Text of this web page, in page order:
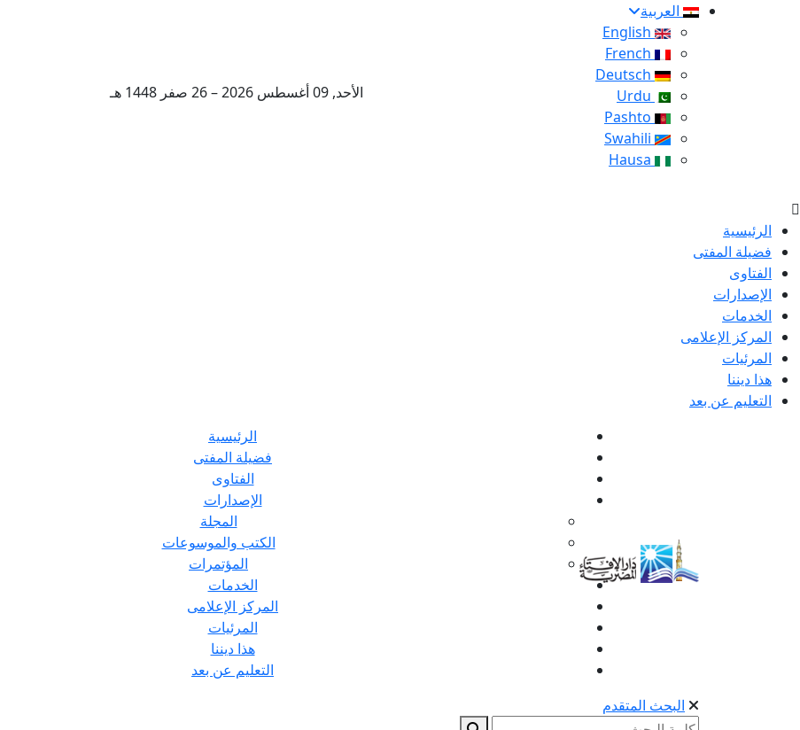
العربية
الأحد, 09 أغسطس 2026 – 26 صفر 1448 هـ
الرئيسية
فضيلة المفتى
الفتاوى
الإصدارات
الخدمات
المركز الإعلامى
المرئيات
هذا ديننا
التعليم عن بعد
الرئيسية
فضيلة المفتى
الفتاوى
الإصدارات
المجلة
الكتب والموسوعات
المؤتمرات
الخدمات
المركز الإعلامى
المرئيات
هذا ديننا
التعليم عن بعد
البحث المتقدم